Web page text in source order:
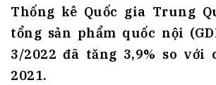
Thống kê Quốc gia Trung
tổng sản phẩm quốc nội
3/2022 đã tăng 3,9% so với
2021.